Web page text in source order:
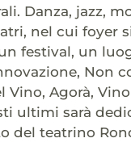
Danza, jazz,
nel cui foyer
festival, un
Non
Agorà,
ultimi sarà
del teatrino